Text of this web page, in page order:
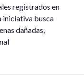
registrados en
iniciativa busca
dañadas,